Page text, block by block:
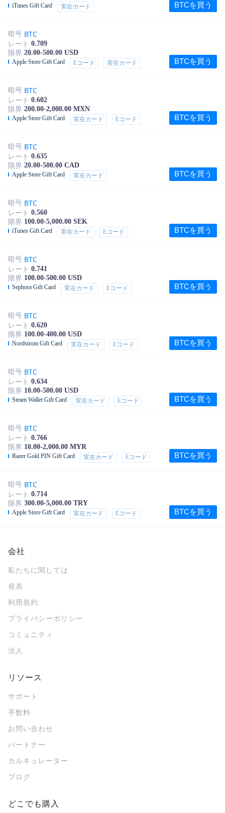
iTunes Gift Card 実在カード BTCを買う
暗号 BTC
レート 0.709
限界 20.00-500.00 USD
Apple Store Gift Card Eコード 実在カード BTCを買う
暗号 BTC
レート 0.602
限界 200.00-2,000.00 MXN
Apple Store Gift Card 実在カード Eコード BTCを買う
暗号 BTC
レート 0.635
限界 20.00-500.00 CAD
Apple Store Gift Card 実在カード BTCを買う
暗号 BTC
レート 0.560
限界 100.00-5,000.00 SEK
iTunes Gift Card 実在カード Eコード BTCを買う
暗号 BTC
レート 0.741
限界 100.00-500.00 USD
Sephora Gift Card 実在カード Eコード BTCを買う
暗号 BTC
レート 0.620
限界 100.00-400.00 USD
Nordstrom Gift Card 実在カード Eコード BTCを買う
暗号 BTC
レート 0.634
限界 10.00-500.00 USD
Steam Wallet Gift Card 実在カード Eコード BTCを買う
暗号 BTC
レート 0.766
限界 10.00-2,000.00 MYR
Razer Gold PIN Gift Card 実在カード Eコード BTCを買う
暗号 BTC
レート 0.714
限界 300.00-5,000.00 TRY
Apple Store Gift Card 実在カード Eコード BTCを買う
会社
私たちに関しては
発表
利用規約
プライバシーポリシー
コミュニティ
法人
リソース
サポート
手数料
お問い合わせ
パートナー
カルキュレーター
ブログ
どこでも購入